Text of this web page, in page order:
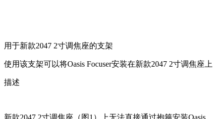
用于新款2047 2寸调焦座的支架
使用该支架可以将Oasis Focuser安装在新款2047 2寸调焦座上
描述
新款2047 2寸调焦座（图1）上无法直接通过抱箍安装Oasis